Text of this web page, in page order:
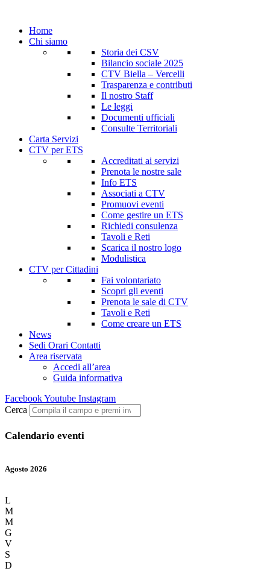
Home
Chi siamo
Storia dei CSV
Bilancio sociale 2025
CTV Biella – Vercelli
Trasparenza e contributi
Il nostro Staff
Le leggi
Documenti ufficiali
Consulte Territoriali
Carta Servizi
CTV per ETS
Accreditati ai servizi
Prenota le nostre sale
Info ETS
Associati a CTV
Promuovi eventi
Come gestire un ETS
Richiedi consulenza
Tavoli e Reti
Scarica il nostro logo
Modulistica
CTV per Cittadini
Fai volontariato
Scopri gli eventi
Prenota le sale di CTV
Tavoli e Reti
Come creare un ETS
News
Sedi Orari Contatti
Area riservata
Accedi all’area
Guida informativa
FacebookYoutube Instagram
Cerca
Calendario eventi
Agosto 2026
L
M
M
G
V
S
D